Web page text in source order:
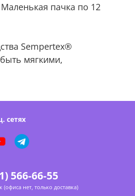
пачка по 12
Sempertex®
мягкими,
сетях
566-66-55
(офиса нет, только доставка)